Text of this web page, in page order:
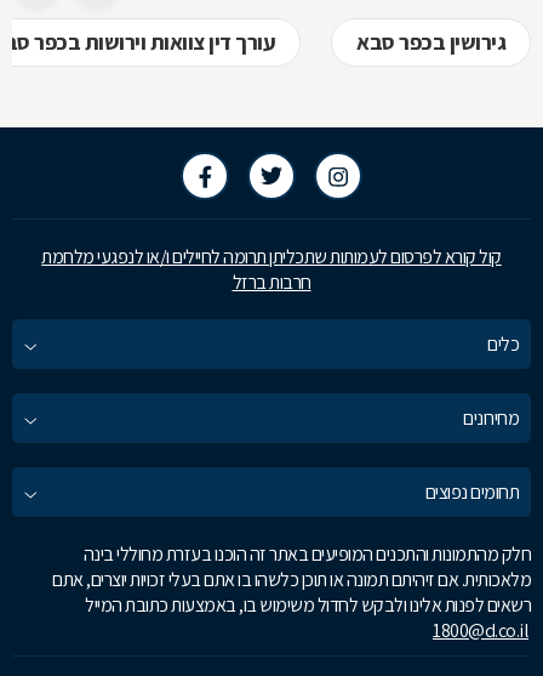
גירושין בכפר סבא עורך דין צוואות וירושות בכפר
קול קורא לפרסום לעמותות שתכליתן תרומה לחיילים ו/או לנפגעי מלחמת
חרבות ברזל
כלים
מחירונים
תחומים נפוצים
חלק מהתמונות והתכנים המופיעים באתר זה הוכנו בעזרת מחוללי בינה
מלאכותית. אם זיהיתם תמונה או תוכן כלשהו בו אתם בעלי זכויות יוצרים, אתם
רשאים לפנות אלינו ולבקש לחדול משימוש בו, באמצעות כתובת המייל
1800@d.co.il